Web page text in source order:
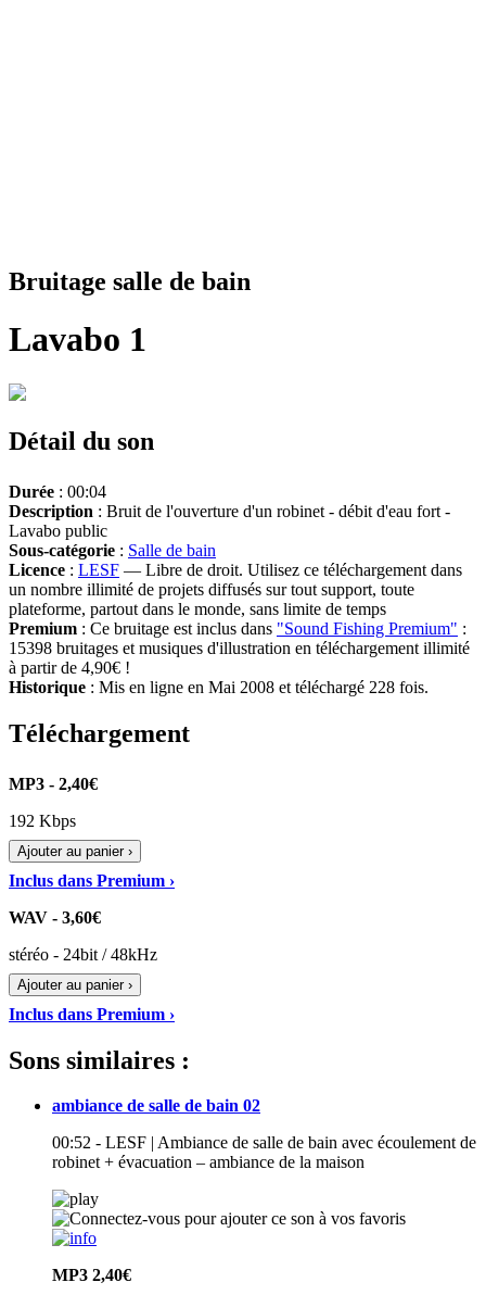
Bruitage salle de bain
Lavabo 1
Détail du son
Durée : 00:04
Description : Bruit de l'ouverture d'un robinet - débit d'eau fort -
Lavabo public
Sous-catégorie : Salle de bain
Licence : LESF — Libre de droit. Utilisez ce téléchargement dans
un nombre illimité de projets diffusés sur tout support, toute
plateforme, partout dans le monde, sans limite de temps
Premium : Ce bruitage est inclus dans "Sound Fishing Premium" :
15398 bruitages et musiques d'illustration en téléchargement illimité
à partir de 4,90€ !
Historique : Mis en ligne en Mai 2008 et téléchargé 228 fois.
Téléchargement
MP3 - 2,40€
192 Kbps
Ajouter au panier ›
Inclus dans Premium ›
WAV - 3,60€
stéréo - 24bit / 48kHz
Ajouter au panier ›
Inclus dans Premium ›
Sons similaires :
ambiance de salle de bain 02
00:52 - LESF | Ambiance de salle de bain avec écoulement de
robinet + évacuation – ambiance de la maison
MP3 2,40€